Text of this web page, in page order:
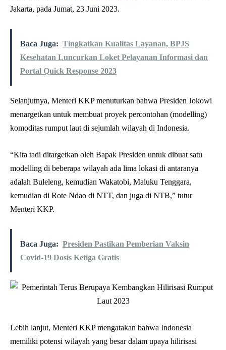
Jakarta, pada Jumat, 23 Juni 2023.
Baca Juga: Tingkatkan Kualitas Layanan, BPJS
Kesehatan Luncurkan Loket Pelayanan Informasi dan
Portal Quick Response 2023
Selanjutnya, Menteri KKP menuturkan bahwa Presiden Jokowi
menargetkan untuk membuat proyek percontohan (modelling)
komoditas rumput laut di sejumlah wilayah di Indonesia.
“Kita tadi ditargetkan oleh Bapak Presiden untuk dibuat satu
modelling di beberapa wilayah ada lima lokasi di antaranya
adalah Buleleng, kemudian Wakatobi, Maluku Tenggara,
kemudian di Rote Ndao di NTT, dan juga di NTB,” tutur
Menteri KKP.
Baca Juga: Presiden Pastikan Pemberian Vaksin
Covid-19 Dosis Ketiga Gratis
Lebih lanjut, Menteri KKP mengatakan bahwa Indonesia
memiliki potensi wilayah yang besar dalam upaya hilirisasi